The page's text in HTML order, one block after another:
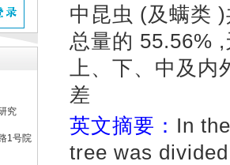
究
1号院
中昆虫 (及螨类
总量的 55.56%
上、下、中及
差
英文摘要： In
tree was